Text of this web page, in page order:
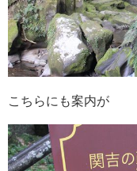
こちらにも案内が